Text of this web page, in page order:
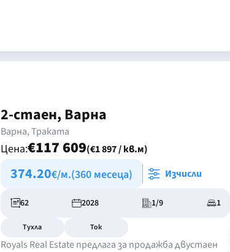
2-стаен, Варна
Варна, Траката
Цена:€117 609(€1 897 / кв.м)
374.20€/м.(360 месеца) Изчисли
62 2028 1/9 1
Тухла Ток
Royals Real Estate предлага за продажба двустаен